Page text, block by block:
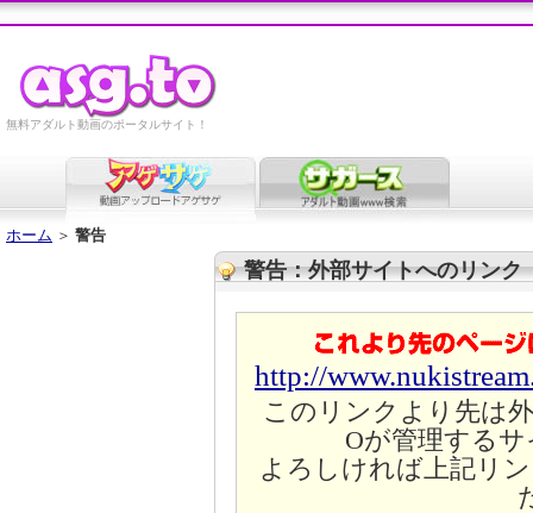
無料アダルト動画のポータルサイト！
ホーム ＞ 警告
警告：外部サイトへのリンク
http://
このリンクより先は
Oが管理する
よろしければ上記リ